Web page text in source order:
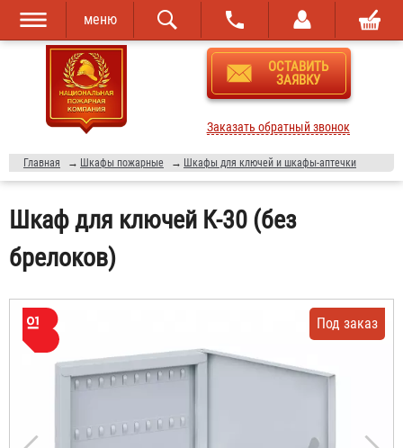
Перейти к
основному
содержанию
Skip to
navigation
меню
ОСТАВИТЬ
ЗАЯВКУ
Заказать обратный звонок
Главная → Шкафы пожарные → Шкафы для ключей и шкафы-аптечки
Шкаф для ключей К-30 (без
брелоков)
Под заказ